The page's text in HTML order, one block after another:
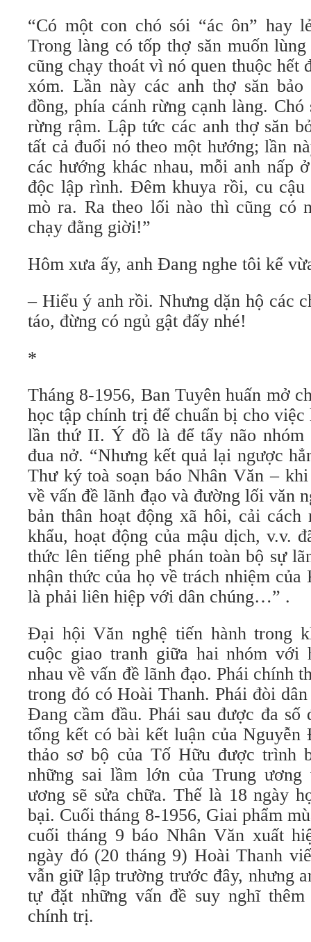
“Có một con chó sói “ác ôn” hay
Trong làng có tốp thợ săn muốn
cũng chạy thoát vì nó quen thuộc hết
xóm. Lần này các anh thợ săn
đồng, phía cánh rừng cạnh làng.
rừng rậm. Lập tức các anh thợ săn
tất cả đuổi nó theo một hướng; lần
các hướng khác nhau, mỗi anh nấp
độc lập rình. Đêm khuya rồi, cu
mò ra. Ra theo lối nào thì cũng có
chạy đằng giời!”
Hôm xưa ấy, anh Đang nghe tôi kể
– Hiểu ý anh rồi. Nhưng dặn hộ các
táo, đừng có ngủ gật đấy nhé!
*
Tháng 8-1956, Ban Tuyên huấn mở
học tập chính trị để chuẩn bị cho
lần thứ II. Ý đồ là để tẩy não nhóm
đua nở. “Nhưng kết quả lại ngược
Thư ký toà soạn báo Nhân Văn –
về vấn đề lãnh đạo và đường lối văn
bản thân hoạt động xã hôi, cải cách
khẩu, hoạt động của mậu dịch, v.v.
thức lên tiếng phê phán toàn bộ sự
nhận thức của họ về trách nhiệm
là phải liên hiệp với dân chúng…” .
Đại hội Văn nghệ tiến hành trong
cuộc giao tranh giữa hai nhóm với
nhau về vấn đề lãnh đạo. Phái chính
trong đó có Hoài Thanh. Phái đòi
Đang cầm đầu. Phái sau được đa số
tổng kết có bài kết luận của
thảo sơ bộ của Tố Hữu được trình
những sai lầm lớn của Trung
ương sẽ sửa chữa. Thế là 18 ngày
bại. Cuối tháng 8-1956, Giai phẩm
cuối tháng 9 báo Nhân Văn xuất
ngày đó (20 tháng 9) Hoài Thanh
vẫn giữ lập trường trước đây, nhưng
tự đặt những vấn đề suy nghĩ
chính trị.